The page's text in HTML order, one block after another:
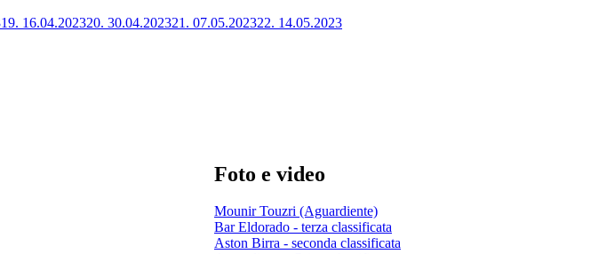
19. 16.04.202320. 30.04.202321. 07.05.202322. 14.05.2023
Foto e video
Mounir Touzri (Aguardiente)
Bar Eldorado - terza classificata
Aston Birra - seconda classificata